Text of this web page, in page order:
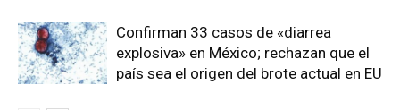
Confirman 33 casos de «diarrea
explosiva» en México; rechazan que el
país sea el origen del brote actual en EU